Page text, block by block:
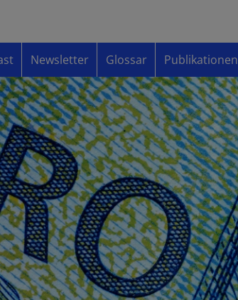
Newsletter Glossar Publikationen